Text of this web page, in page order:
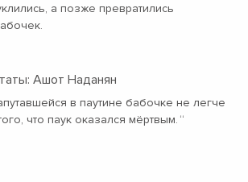
а позже превратились
Ашот Наданян
в паутине бабочке не легче
что паук оказался мёртвым. “